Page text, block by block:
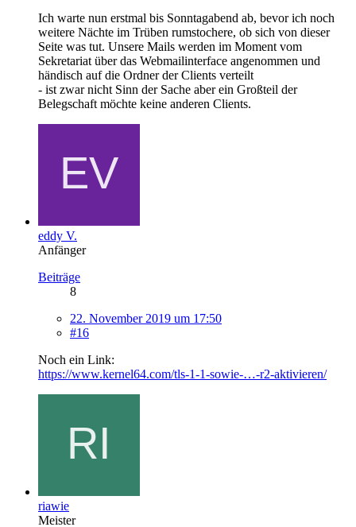
Ich warte nun erstmal bis Sonntagabend ab, bevor ich noch
weitere Nächte im Trüben rumstochere, ob sich von dieser
Seite was tut. Unsere Mails werden im Moment vom
Sekretariat über das Webmailinterface angenommen und
händisch auf die Ordner der Clients verteilt
- ist zwar nicht Sinn der Sache aber ein Großteil der
Belegschaft möchte keine anderen Clients.
eddy V.
Anfänger
Beiträge
8
22. November 2019 um 17:50
#16
Noch ein Link:
https://www.kernel64.com/tls-1-1-sowie-…-r2-aktivieren/
riawie
Meister